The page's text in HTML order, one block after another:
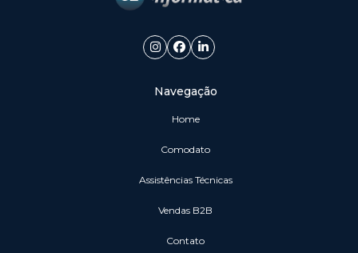
Navegação
Home
Comodato
Assistências Técnicas
vendas B2B
Contato